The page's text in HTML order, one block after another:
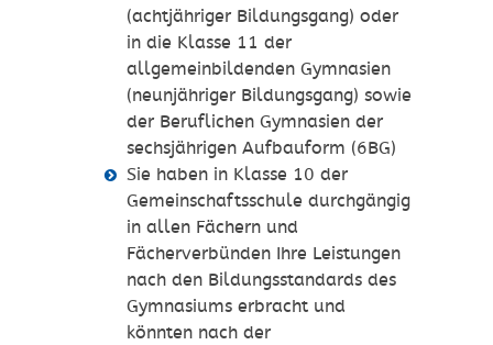
(achtjähriger Bildungsgang) oder
in die Klasse 11 der
allgemeinbildenden Gymnasien
(neunjähriger Bildungsgang) sowie
der Beruflichen Gymnasien der
sechsjährigen Aufbauform (6BG)
Sie haben in Klasse 10 der
Gemeinschaftsschule durchgängig
in allen Fächern und
Fächerverbünden Ihre Leistungen
nach den Bildungsstandards des
Gymnasiums erbracht und
könnten nach der